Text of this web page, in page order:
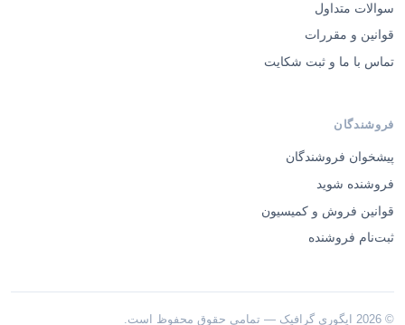
قوانین و مقررات
تماس با ما و ثبت شکایت
فروشنده شوید
قوانین فروش و کمیسیون
ثبت‌نام فروشنده
درباره ما·تماس با ما·طراحی اختصاصی